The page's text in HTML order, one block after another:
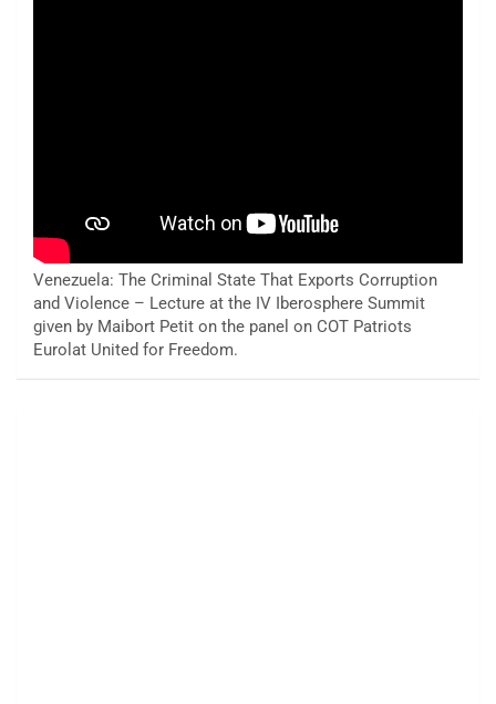
Venezuela: The Criminal State That Exports Corruption
and Violence – Lecture at the IV Iberosphere Summit
given by Maibort Petit on the panel on COT Patriots
Eurolat United for Freedom.